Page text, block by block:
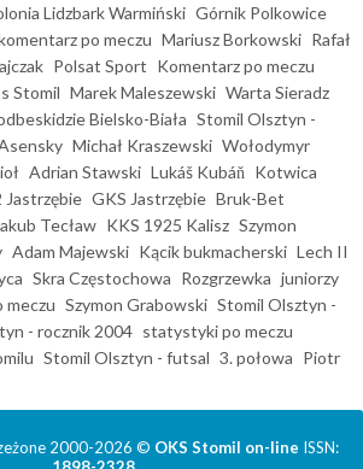
Lidzbark Warmiński Górnik Polkowice
po meczu Mariusz Borkowski Rafał
Polsat Sport Komentarz po meczu
Stomil Marek Maleszewski Warta Sieradz
Bielsko-Biała Stomil Olsztyn -
Michał Kraszewski Wołodymyr
Adrian Stawski Lukáš Kubáň Kotwica
Jastrzębie GKS Jastrzębie Bruk-Bet
Tecław KKS 1925 Kalisz Szymon
Adam Majewski Kącik bukmacherski Lech II
Skra Częstochowa Rozgrzewka juniorzy
meczu Szymon Grabowski Stomil Olsztyn -
- rocznik 2004 statystyki po meczu
Stomil Olsztyn - futsal 3. połowa Piotr
2000-2026 © OKS Stomil on-line ISSN: